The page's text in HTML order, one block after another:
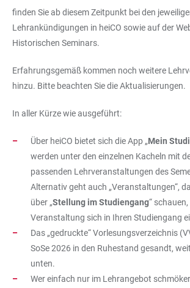
finden Sie ab diesem Zeitpunkt bei den
Lehrankündigungen in heiCO sowie auf der
Historischen Seminars.
Erfahrungsgemäß kommen noch weitere
hinzu. Bitte beachten Sie die Aktualisierungen.
In aller Kürze wie ausgeführt:
Über heiCO bietet sich die App „Mein
werden unter den einzelnen Kacheln mit
passenden Lehrveranstaltungen des
Alternativ geht auch „Veranstaltungen“,
über „Stellung im Studiengang“
Veranstaltung sich in Ihren Studiengang
Das „gedruckte“ Vorlesungsverzeichnis
SoSe 2026 in den Ruhestand gesandt,
unten.
Wer einfach nur im Lehrangebot